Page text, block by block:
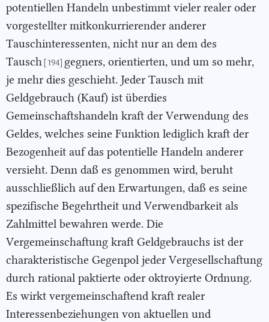
potentiellen Handeln unbestimmt vieler realer oder
vorgestellter mitkonkurrierender anderer
Tauschinteressenten, nicht nur an dem des
Tausch[194] gegners, orientierten, und um so mehr,
je mehr dies geschieht. Jeder Tausch mit
Geldgebrauch (Kauf) ist überdies
Gemeinschaftshandeln kraft der Verwendung des
Geldes, welches seine Funktion lediglich kraft der
Bezogenheit auf das potentielle Handeln anderer
versieht. Denn daß es genommen wird, beruht
ausschließlich auf den Erwartungen, daß es seine
spezifische Begehrtheit und Verwendbarkeit als
Zahlmittel bewahren werde. Die
Vergemeinschaftung kraft Geldgebrauchs ist der
charakteristische Gegenpol jeder Vergesellschaftung
durch rational paktierte oder oktroyierte Ordnung.
Es wirkt vergemeinschaftend kraft realer
Interessenbeziehungen von aktuellen und